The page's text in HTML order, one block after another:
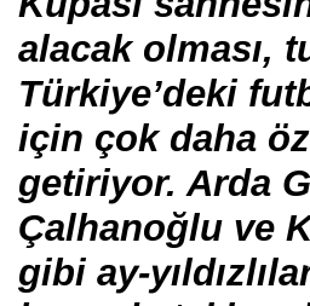
alacak olması,
Türkiye’deki
için çok daha
getiriyor. Arda
Çalhanoğlu ve
gibi ay-